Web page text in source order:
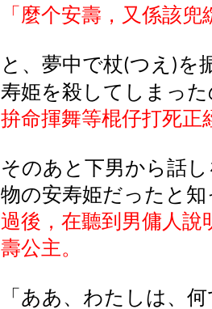
「麼个安壽，又係該
と、夢中で杖(つえ ) を
寿姫を殺してしまっ
拚命揮舞等棍仔打死正
そのあと下男から話
物の安寿姫だったと
過後，在聽到男傭人說
壽公主。
「 ああ、 わたしは、何